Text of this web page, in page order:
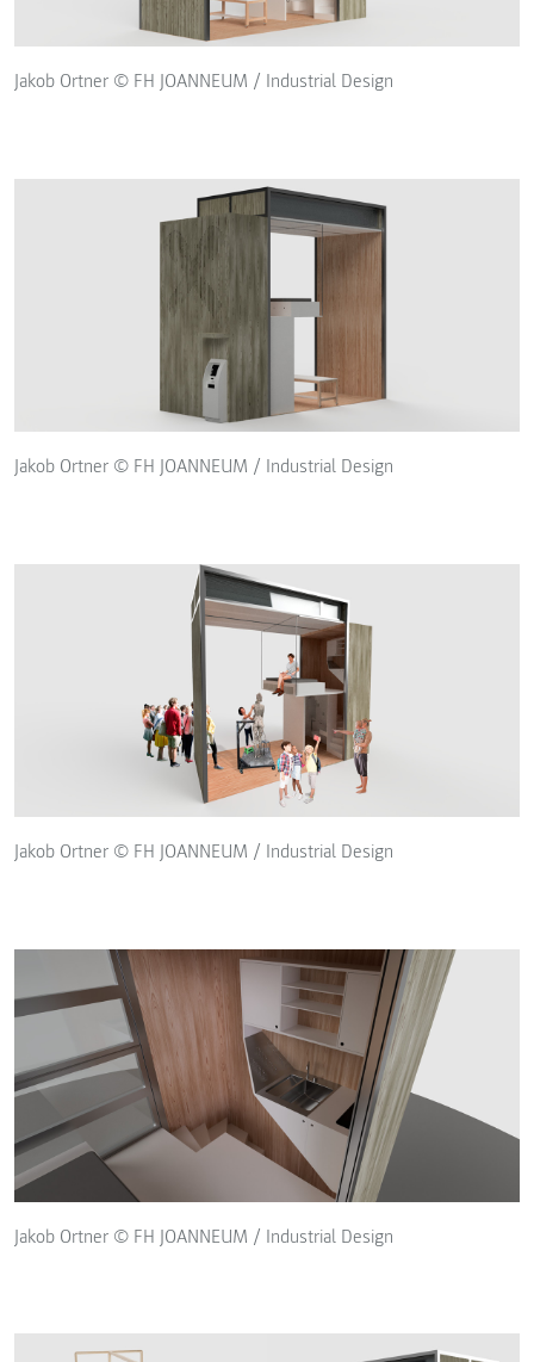
Jakob Ortner © FH JOANNEUM / Industrial Design
Jakob Ortner © FH JOANNEUM / Industrial Design
Jakob Ortner © FH JOANNEUM / Industrial Design
Jakob Ortner © FH JOANNEUM / Industrial Design